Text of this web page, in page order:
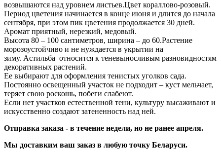
возвышаются над уровнем листьев.Цвет кораллово-розовый.
Период цветения начинается в конце июня и длится до начала
сентября, при этом пик цветения продолжается 30 дней.
Аромат приятный, нерезкий, медовый.
Высота 80 – 100 сантиметров, ширина – до 60.Растение
морозоустойчиво и не нуждается в укрытии на
зиму. Астильба относится к теневыносливым разновидностям
декоративных растений.
Ее выбирают для оформления тенистых уголков сада.
Постоянно освещенный участок не подходит – куст мельчает,
теряет свою роскошь, побеги слабеют.
Если нет участков естественной тени, культуру высаживают и
искусственно создают затененность над ней.
Отправка заказа - в течение недели, но не ранее апреля.
Мы доставким ваш заказ в любую точку Беларуси.